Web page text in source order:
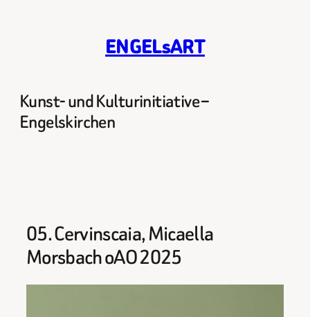
ENGELsART
Kunst- und Kulturinitiative –
Engelskirchen
05. Cervinscaia, Micaella
Morsbach oAO 2025